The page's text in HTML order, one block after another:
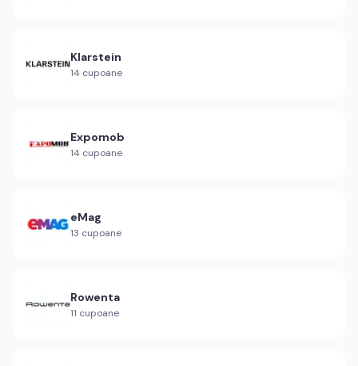
Klarstein
14 cupoane
Expomob
14 cupoane
eMag
13 cupoane
Rowenta
11 cupoane